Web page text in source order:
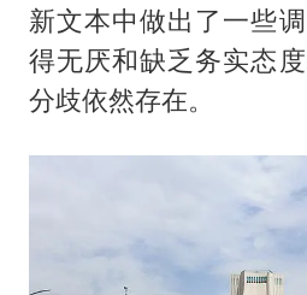
新文本中做出了一些
得无厌和缺乏务实态
分歧依然存在。